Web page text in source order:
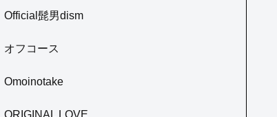
Official髭男dism
オフコース
Omoinotake
ORIGINAL LOVE